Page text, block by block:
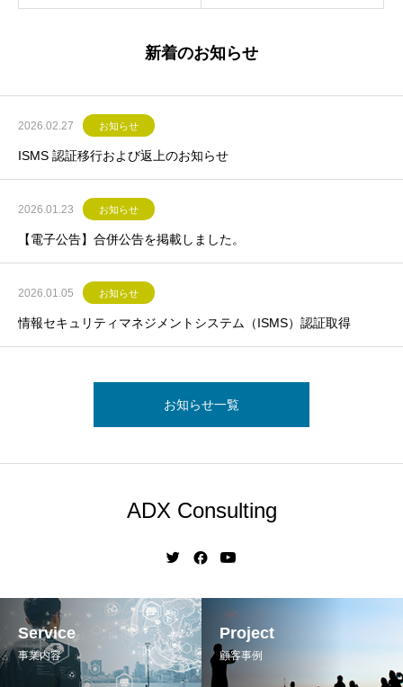
新着のお知らせ
2026.02.27 お知らせ
ISMS 認証移行および返上のお知らせ
2026.01.23 お知らせ
【電子公告】合併公告を掲載しました。
2026.01.05 お知らせ
情報セキュリティマネジメントシステム（ISMS）認証取得
お知らせ一覧
ADX Consulting
Service
事業内容
Project
顧客事例